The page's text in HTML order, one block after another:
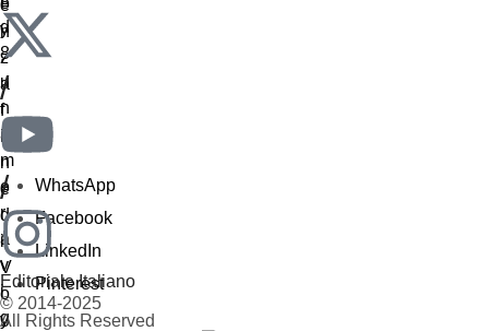
/
/
Editoriale Italiano
© 2014-2025
All Rights Reserved
WhatsApp
Facebook
LinkedIn
Pinterest